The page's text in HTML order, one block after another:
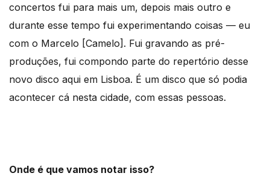
concertos fui para mais um, depois mais outro e
durante esse tempo fui experimentando coisas — eu
com o Marcelo [Camelo]. Fui gravando as pré-
produções, fui compondo parte do repertório desse
novo disco aqui em Lisboa. É um disco que só podia
acontecer cá nesta cidade, com essas pessoas.
Onde é que vamos notar isso?